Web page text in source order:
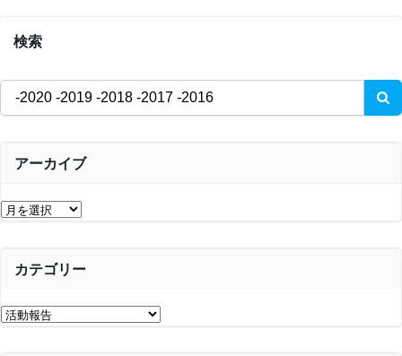
navigation
検索
Search
for:
アーカイブ
ア
カテゴリー
カ